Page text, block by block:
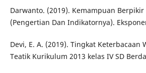
Darwanto. (2019). Kemampuan
(Pengertian Dan Indikatornya).
Devi, E. A. (2019). Tingkat Keterbacaan
Teatik Kurikulum 2013 kelas IV SD